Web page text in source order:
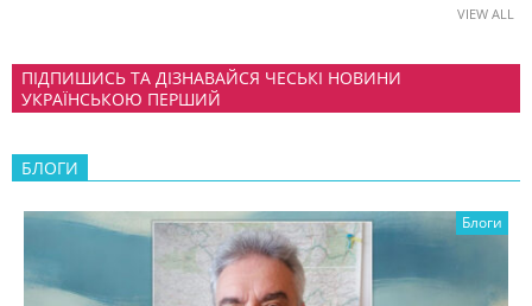
VIEW ALL
ПІДПИШИСЬ ТА ДІЗНАВАЙСЯ ЧЕСЬКІ НОВИНИ
УКРАЇНСЬКОЮ ПЕРШИЙ
БЛОГИ
Блоги